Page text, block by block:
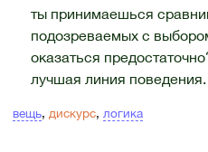
ты принимаешься
подозреваемых с
оказаться
лучшая линия
вещь, дискурс, логика